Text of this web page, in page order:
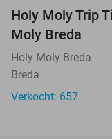
Holy Moly Trip
Moly Breda
Holy Moly Breda
Breda
Verkocht: 657